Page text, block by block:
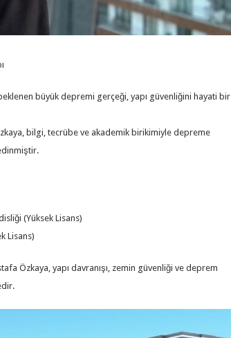
büyük depremi gerçeği, yapı güvenliğini hayati bir
bilgi, tecrübe ve akademik birikimiyle depreme
(Yüksek Lisans)
Lisans)
Özkaya, yapı davranışı, zemin güvenliği ve deprem